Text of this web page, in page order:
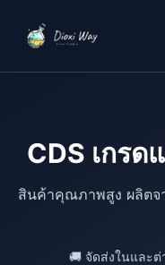
CDS เกร
สินค้าคุณภาพสูง ผลิตจ
🚚 จัดส่งในและต่